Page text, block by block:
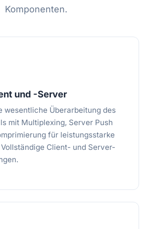
Komponenten.
und -Server
wesentliche Überarbeitung des
mit Multiplexing, Server Push
für leistungsstarke
Client- und Server-